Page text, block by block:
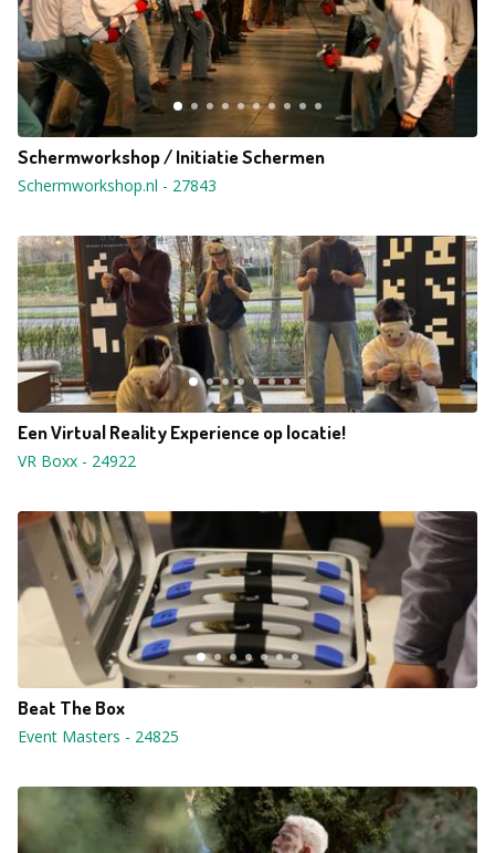
Schermworkshop / Initiatie Schermen
Schermworkshop.nl - 27843
Een Virtual Reality Experience op locatie!
VR Boxx - 24922
Beat The Box
Event Masters - 24825